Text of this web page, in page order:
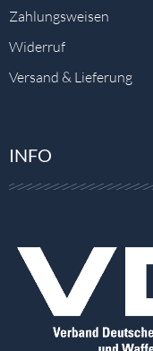
Zahlungsweisen
Widerruf
Versand & Lieferung
INFO